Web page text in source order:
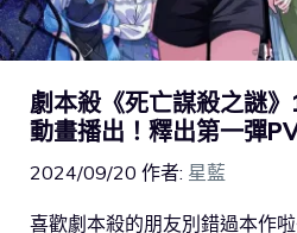
劇本殺《死亡謀殺之謎
動畫播出！釋出第一彈
2024/09/20 作者: 星藍
喜歡劇本殺的朋友別錯過本作